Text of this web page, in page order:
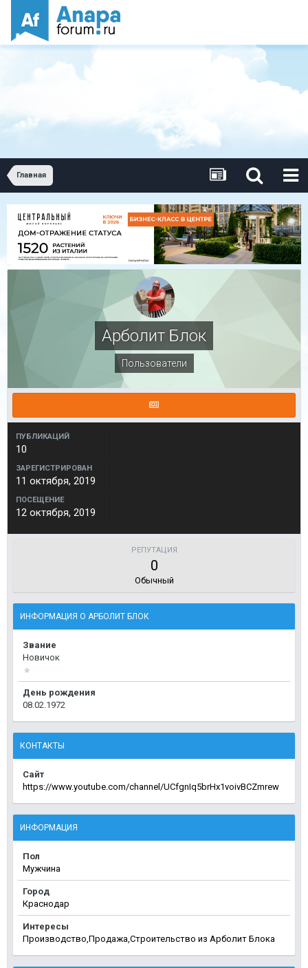
Главная
Арболит Блок
Пользователи
ПУБЛИКАЦИЙ
10
ЗАРЕГИСТРИРОВАН
11 октября, 2019
ПОСЕЩЕНИЕ
12 октября, 2019
РЕПУТАЦИЯ
0
Обычный
ИНФОРМАЦИЯ О АРБОЛИТ БЛОК
Звание
Новичок
День рождения
08.02.1972
КОНТАКТЫ
Сайт
https://www.youtube.com/channel/UCfgnIq5brHx1voivBCZmrew
ИНФОРМАЦИЯ
Пол
Мужчина
Город
Краснодар
Интересы
Производство,Продажа,Строительство из Арболит Блока